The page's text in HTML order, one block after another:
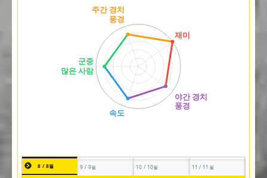
8 / 8월 9 / 9월 10 / 10월 11 / 11월